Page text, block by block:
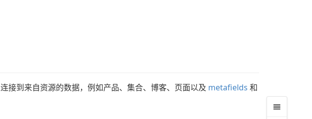
连接到来自资源的数据，例如产品、集合、博客、页面以及 metafields 和